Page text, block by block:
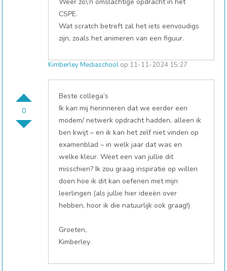
CSPE.
Wat scratch betreft zal het iets eenvoudigs
zijn, zoals het animeren van een figuur.
0
Kimberley Mediaschool op 11-11-2024 15:27
Beste collega’s
Ik kan mij herinneren dat we eerder een
modem/ netwerk opdracht hadden, alleen ik
ben kwijt – en ik kan het zelf niet vinden op
examenblad – in welk jaar dat was en
welke kleur. Weet een van jullie dit
misschien? Ik zou graag inspiratie op willen
doen hoe ik dit kan oefenen met mijn
leerlingen (als jullie hier ideeën over
hebben, hoor ik die natuurlijk ook graag!)
Groeten,
Kimberley